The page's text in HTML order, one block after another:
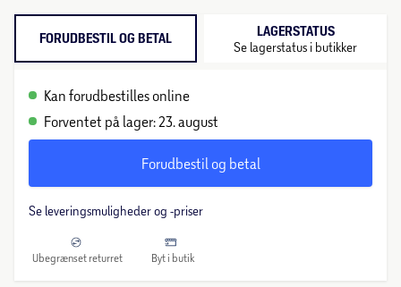
FORUDBESTIL OG BETAL LAGERSTATUS
Se lagerstatus i butikker
Kan forudbestilles online
Forventet på lager: 23. august
Forudbestil og betal
Se leveringsmuligheder og -priser
Ubegrænset returret Byt i butik